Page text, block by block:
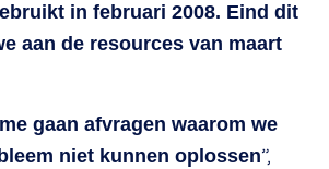
in februari 2008. Eind dit
aan de resources van maart
gaan afvragen waarom we
niet kunnen oplossen”,